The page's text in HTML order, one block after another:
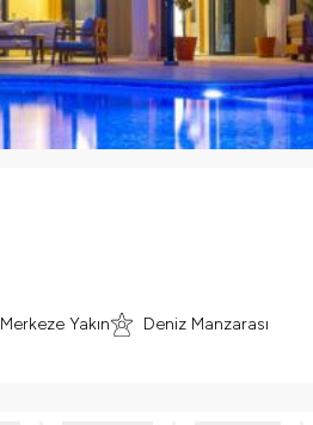
Merkeze Yakın Deniz Manzarası